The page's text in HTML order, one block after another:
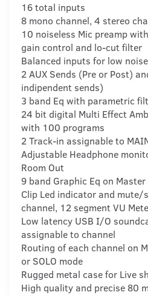
16 total inputs
8 mono channel, 4 stereo
10 noiseless Mic preamp
gain control and lo-cut filter
Balanced inputs for low
2 AUX Sends (Pre or Post)
indipendent sends)
3 band Eq with parametric
24 bit digital Multi Effect
with 100 programs
2 Track-in assignable to
Adjustable Headphone
Room Out
9 band Graphic Eq on Master
Clip Led indicator and mute/
channel, 12 segment VU
Low latency USB I/O
assignable to channel
Routing of each channel on
or SOLO mode
Rugged metal case for Live
High quality and precise 80